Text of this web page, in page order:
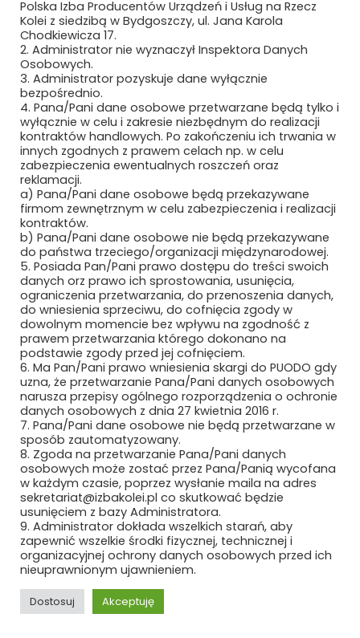
MCPOLSKA.PL SP. Z O.O. SP.K.
MEDCOM SP. Z O.O.
METEOR EWA WIECZOREK
MIAMI TOMASZ ZAWADZKI SP. Z O.O.
MIDURA GROUP SP. Z O.O.
MIĘDZYNARODOWE TARGI POZNAŃSKIE
SP. Z O.O.
MIKRONIKA SP. Z O.O.
MILLENNIUM LEASING SP. Z O.O.
MK SEATS SP. Z O.O.
MMR GROUP SP. Z O.O
MMT IDEA SP. Z O.O. SP. K.
MODERTRANS POZNAŃ SP. Z O.O.
MOJ S.A.
MOJ S.A. KUŹNIA OSOWIEC
MOTIVIZER SP. Z O.O.
MOTO SOLID PLUS SP. Z O.O.
MT-PROJEKT SP. Z O.O.
Polska Izba Producentów Urządzeń i Usług na Rzecz
Kolei z siedzibą w Bydgoszczy, ul. Jana Karola
Chodkiewicza 17.
2. Administrator nie wyznaczył Inspektora Danych
Osobowych.
3. Administrator pozyskuje dane wyłącznie
bezpośrednio.
4. Pana/Pani dane osobowe przetwarzane będą tylko i
wyłącznie w celu i zakresie niezbędnym do realizacji
kontraktów handlowych. Po zakończeniu ich trwania w
innych zgodnych z prawem celach np. w celu
zabezpieczenia ewentualnych roszczeń oraz
reklamacji.
a) Pana/Pani dane osobowe będą przekazywane
firmom zewnętrznym w celu zabezpieczenia i realizacji
kontraktów.
b) Pana/Pani dane osobowe nie będą przekazywane
do państwa trzeciego/organizacji międzynarodowej.
5. Posiada Pan/Pani prawo dostępu do treści swoich
danych orz prawo ich sprostowania, usunięcia,
ograniczenia przetwarzania, do przenoszenia danych,
do wniesienia sprzeciwu, do cofnięcia zgody w
dowolnym momencie bez wpływu na zgodność z
prawem przetwarzania którego dokonano na
podstawie zgody przed jej cofnięciem.
6. Ma Pan/Pani prawo wniesienia skargi do PUODO gdy
uzna, że przetwarzanie Pana/Pani danych osobowych
narusza przepisy ogólnego rozporządzenia o ochronie
danych osobowych z dnia 27 kwietnia 2016 r.
7. Pana/Pani dane osobowe nie będą przetwarzane w
sposób zautomatyzowany.
8. Zgoda na przetwarzanie Pana/Pani danych
osobowych może zostać przez Pana/Panią wycofana
w każdym czasie, poprzez wysłanie maila na adres
sekretariat@izbakolei.pl co skutkować będzie
usunięciem z bazy Administratora.
9. Administrator dokłada wszelkich starań, aby
zapewnić wszelkie środki fizycznej, technicznej i
organizacyjnej ochrony danych osobowych przed ich
nieuprawnionym ujawnieniem.
Dostosuj Akceptuję